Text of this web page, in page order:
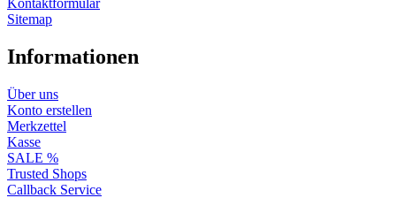
Sitemap
Informationen
Über uns
Konto erstellen
Merkzettel
Kasse
SALE %
Trusted Shops
Callback Service